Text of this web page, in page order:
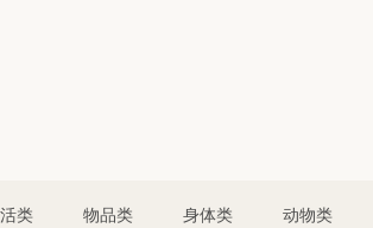
类 物品类 身体类 动物类